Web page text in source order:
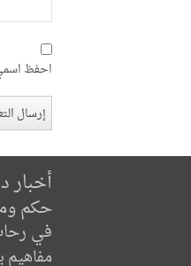
احفظ
أخبار
حكم
في